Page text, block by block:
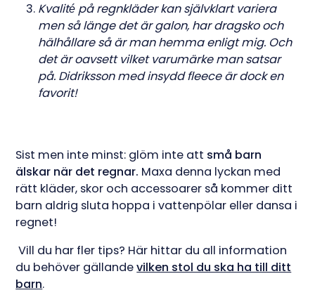
Kvalité på regnkläder kan självklart variera
men så länge det är galon, har dragsko och
hälhållare så är man hemma enligt mig. Och
det är oavsett vilket varumärke man satsar
på. Didriksson med insydd fleece är dock en
favorit!
Sist men inte minst: glöm inte att små barn
älskar när det regnar. Maxa denna lyckan med
rätt kläder, skor och accessoarer så kommer ditt
barn aldrig sluta hoppa i vattenpölar eller dansa i
regnet!
Vill du har fler tips? Här hittar du all information
du behöver gällandevilken stol du ska ha till ditt
barn.